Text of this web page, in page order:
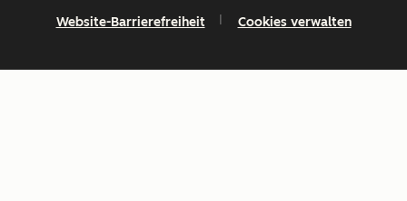
Website-Barrierefreiheit Cookies verwalten